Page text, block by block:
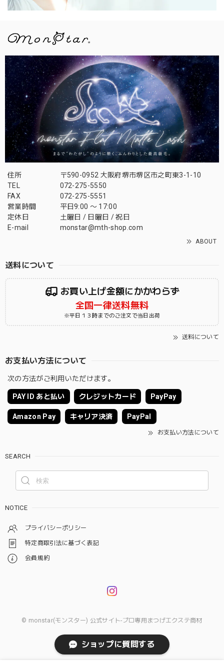
住所
〒590-0952 大阪府堺市堺区市之町東3-1-10
TEL
072-275-5550
FAX
072-275-5551
営業時間
平日9:00 〜 17:00
定休日
土曜日 / 日曜日 / 祝日
E-mail
monstar@mth-shop.com
ABOUT
送料について
お買い上げ金額にかかわらず
全国一律送料無料
※平日１３時までのご注文で当日出荷
送料について
お支払い方法について
次の方法がご利用いただけます。
PAY ID あと払い クレジットカード PayPay
Amazon Pay キャリア決済 PayPal
お支払い方法について
SEARCH
NOTICE
プライバシーポリシー
特定商取引法に基づく表記
会員規約
© monstar(モンスター) 公式サイト-プロ専用まつげエクステ商材
ショップに質問する